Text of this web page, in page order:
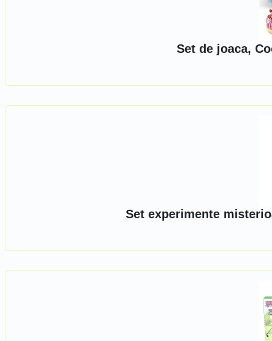
Set de joaca,
Set experimente